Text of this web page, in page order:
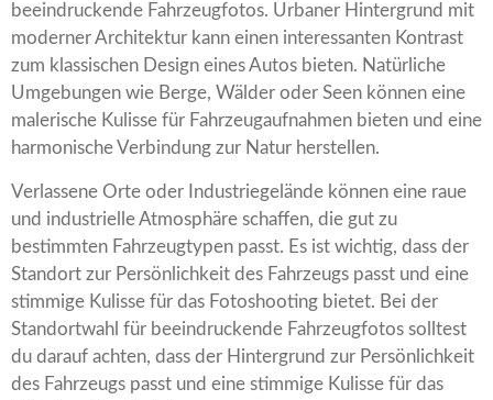
beeindruckende Fahrzeugfotos. Urbaner Hintergrund mit
moderner Architektur kann einen interessanten Kontrast
zum klassischen Design eines Autos bieten. Natürliche
Umgebungen wie Berge, Wälder oder Seen können eine
malerische Kulisse für Fahrzeugaufnahmen bieten und eine
harmonische Verbindung zur Natur herstellen.
Verlassene Orte oder Industriegelände können eine raue
und industrielle Atmosphäre schaffen, die gut zu
bestimmten Fahrzeugtypen passt. Es ist wichtig, dass der
Standort zur Persönlichkeit des Fahrzeugs passt und eine
stimmige Kulisse für das Fotoshooting bietet. Bei der
Standortwahl für beeindruckende Fahrzeugfotos solltest
du darauf achten, dass der Hintergrund zur Persönlichkeit
des Fahrzeugs passt und eine stimmige Kulisse für das